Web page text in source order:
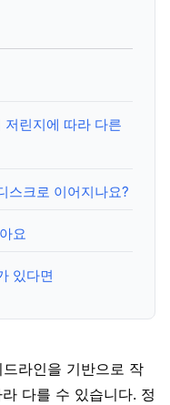
저린지에 따라 다른
스크로 이어지나요?
요
있다면
라인을 기반으로 작
다를 수 있습니다. 정